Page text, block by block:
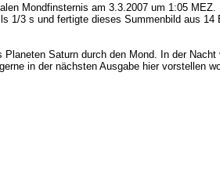
Mondfinsternis am 3.3.2007 um 1:05
1/3 s und fertigte dieses Summenbild aus 14
Saturn durch den Mond. In der
in der nächsten Ausgabe hier vorstellen